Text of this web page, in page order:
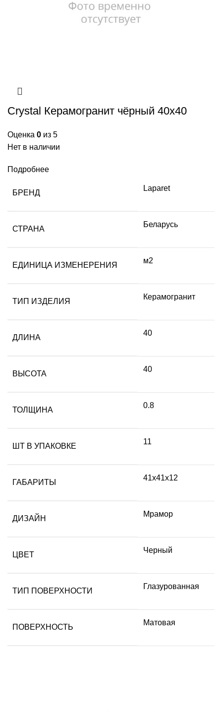
Crystal Керамогранит чёрный 40х40
Оценка 0 из 5
Нет в наличии
Подробнее
БРЕНД
Laparet
СТРАНА
Беларусь
ЕДИНИЦА ИЗМЕНЕРЕНИЯ
м2
ТИП ИЗДЕЛИЯ
Керамогранит
ДЛИНА
40
ВЫСОТА
40
ТОЛЩИНА
0.8
ШТ В УПАКОВКЕ
11
ГАБАРИТЫ
41х41х12
ДИЗАЙН
Мрамор
ЦВЕТ
Черный
ТИП ПОВЕРХНОСТИ
Глазурованная
ПОВЕРХНОСТЬ
Матовая